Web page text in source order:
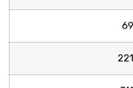
69
221